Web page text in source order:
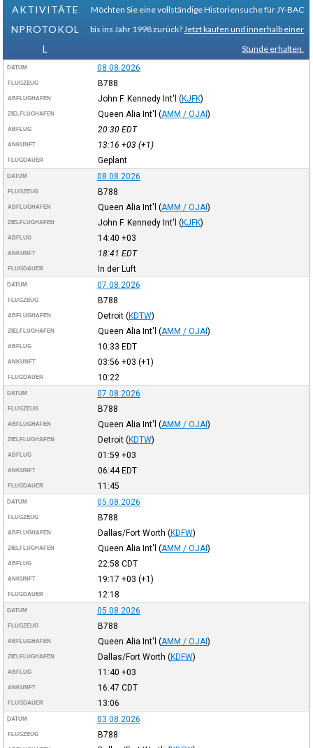
AKTIVITÄTE
NPROTOKOL
L
Möchten Sie eine vollständige Historiensuche für JY-BAC
bis ins Jahr 1998 zurück? Jetzt kaufen und innerhalb einer
Stunde erhalten.
DATUM 08.08.2026
FLUGZEUG B788
ABFLUGHAFEN John F. Kennedy Int'l (KJFK)
ZIELFLUGHAFEN Queen Alia Int'l (AMM / OJAI)
ABFLUG 20:30 EDT
ANKUNFT 13:16 +03 (+1)
FLUGDAUER Geplant
DATUM 08.08.2026
FLUGZEUG B788
ABFLUGHAFEN Queen Alia Int'l (AMM / OJAI)
ZIELFLUGHAFEN John F. Kennedy Int'l (KJFK)
ABFLUG 14:40 +03
ANKUNFT 18:41 EDT
FLUGDAUER In der Luft
DATUM 07.08.2026
FLUGZEUG B788
ABFLUGHAFEN Detroit (KDTW)
ZIELFLUGHAFEN Queen Alia Int'l (AMM / OJAI)
ABFLUG 10:33 EDT
ANKUNFT 03:56 +03 (+1)
FLUGDAUER 10:22
DATUM 07.08.2026
FLUGZEUG B788
ABFLUGHAFEN Queen Alia Int'l (AMM / OJAI)
ZIELFLUGHAFEN Detroit (KDTW)
ABFLUG 01:59 +03
ANKUNFT 06:44EDT
FLUGDAUER 11:45
DATUM 05.08.2026
FLUGZEUG B788
ABFLUGHAFEN Dallas/Fort Worth (KDFW)
ZIELFLUGHAFEN Queen Alia Int'l (AMM / OJAI)
ABFLUG 22:58 CDT
ANKUNFT 19:17 +03 (+1)
FLUGDAUER 12:18
DATUM 05.08.2026
FLUGZEUG B788
ABFLUGHAFEN Queen Alia Int'l (AMM / OJAI)
ZIELFLUGHAFEN Dallas/Fort Worth (KDFW)
ABFLUG 11:40 +03
ANKUNFT 16:47 CDT
FLUGDAUER 13:06
DATUM 03.08.2026
FLUGZEUG B788